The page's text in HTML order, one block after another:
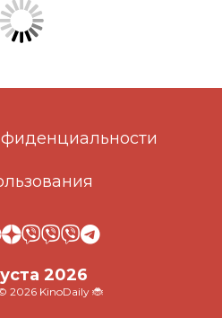
2026
2026 KinoDaily 🐞